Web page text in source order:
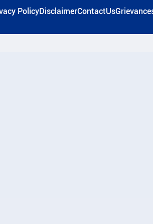
PolicyDisclaimerContactUs